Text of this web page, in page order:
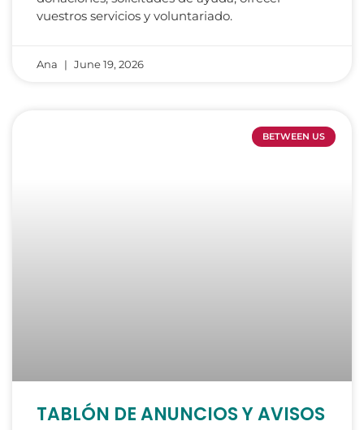
vuestros servicios y voluntariado.
Ana June 19, 2026
BETWEEN US
TABLÓN DE ANUNCIOS Y AVISOS